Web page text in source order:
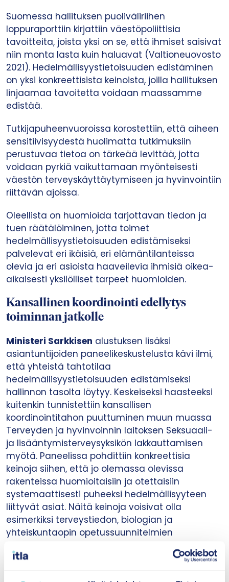
Suomessa hallituksen puoliväliriihen
loppuraporttiin kirjattiin väestöpoliittisia
tavoitteita, joista yksi on se, että ihmiset saisivat
niin monta lasta kuin haluavat (Valtioneuovosto
2021). Hedelmällisyystietoisuuden edistäminen
on yksi konkreettisista keinoista, joilla hallituksen
linjaamaa tavoitetta voidaan maassamme
edistää.
Tutkijapuheenvuoroissa korostettiin, että aiheen
sensitiivisyydestä huolimatta tutkimuksiin
perustuvaa tietoa on tärkeää levittää, jotta
voidaan pyrkiä vaikuttamaan myönteisesti
väestön terveyskäyttäytymiseen ja hyvinvointiin
riittävän ajoissa.
Oleellista on huomioida tarjottavan tiedon ja
tuen räätälöiminen, jotta toimet
hedelmällisyystietoisuuden edistämiseksi
palvelevat eri ikäisiä, eri elämäntilanteissa
olevia ja eri asioista haaveilevia ihmisiä oikea-
aikaisesti yksilölliset tarpeet huomioiden.
Kansallinen koordinointi edellytys
toiminnan jatkolle
Ministeri Sarkkisen alustuksen lisäksi
asiantuntijoiden paneelikeskustelusta kävi ilmi,
että yhteistä tahtotilaa
hedelmällisyystietoisuuden edistämiseksi
hallinnon tasolta löytyy. Keskeiseksi haasteeksi
kuitenkin tunnistettiin kansallisen
koordinointitahon puuttuminen muun muassa
Terveyden ja hyvinvoinnin laitoksen Seksuaali-
ja lisääntymisterveysyksikön lakkauttamisen
myötä. Paneelissa pohdittiin konkreettisia
keinoja siihen, että jo olemassa olevissa
rakenteissa huomioitaisiin ja otettaisiin
systemaattisesti puheeksi hedelmällisyyteen
liittyvät asiat. Näitä keinoja voisivat olla
esimerkiksi terveystiedon, biologian ja
yhteiskuntaopin opetussuunnitelmien
laajentaminen sekä nuorisopalveluiden
monipuolistaminen.